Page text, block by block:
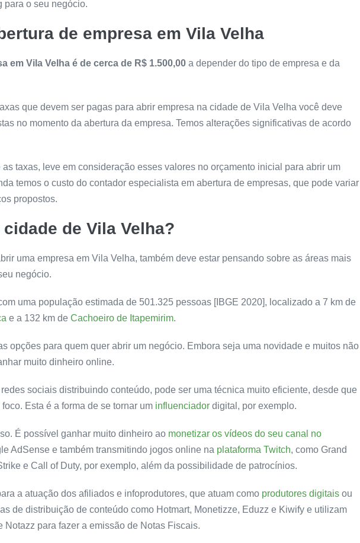
para o seu negócio.
de empresa em Vila Velha
em Vila Velha é de cerca de R$ 1.500,00 a depender do tipo de empresa e da
que devem ser pagas para abrir empresa na cidade de Vila Velha você deve
no momento da abertura da empresa. Temos alterações significativas de acordo
taxas, leve em consideração esses valores no orçamento inicial para abrir um
temos o custo do contador especialista em abertura de empresas, que pode variar
propostos.
de Vila Velha?
uma empresa em Vila Velha, também deve estar pensando sobre as áreas mais
negócio.
uma população estimada de 501.325 pessoas [IBGE 2020], localizado a 7 km de
e a 132 km de Cachoeiro de Itapemirim.
opções para quem quer abrir um negócio. Embora seja uma novidade e muitos não
muito dinheiro online.
sociais distribuindo conteúdo, pode ser uma técnica muito eficiente, desde que
Esta é a forma de se tornar um influenciador digital, por exemplo.
É possível ganhar muito dinheiro ao monetizar os vídeos do seu canal no
AdSense e também transmitindo jogos online na plataforma Twitch, como Grand
e Call of Duty, por exemplo, além da possibilidade de patrocínios.
a atuação dos afiliados e infoprodutores, que atuam como produtores digitais ou
de distribuição de conteúdo como Hotmart, Monetizze, Eduzz e Kiwify e utilizam
Notazz para fazer a emissão de Notas Fiscais.